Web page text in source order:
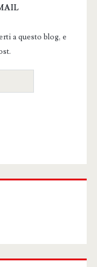
a questo blog, e